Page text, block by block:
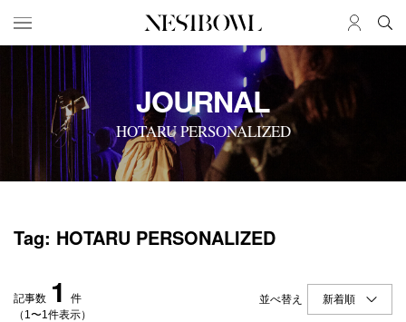
HOME
求人検索
新着求人
ブランド一覧
インタビュー
ニュース＆イベント
データ
コラボ募集一覧
JOURNAL
HOTARU PERSONALIZED
Tag: HOTARU PERSONALIZED
記事数 1
件
（1〜1件表示）
並べ替え